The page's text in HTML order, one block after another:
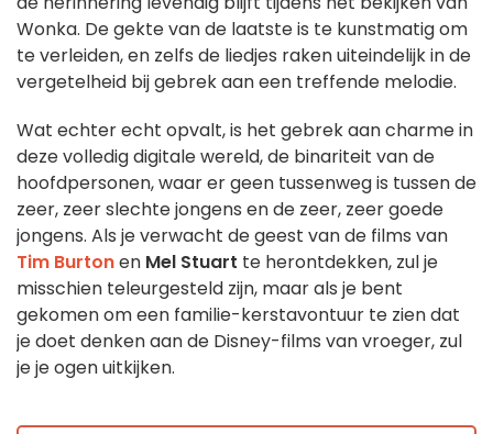
Wonka. De gekte van de laatste is te kunstmatig om
te verleiden, en zelfs de liedjes raken uiteindelijk in de
vergetelheid bij gebrek aan een treffende melodie.
Wat echter echt opvalt, is het gebrek aan charme in
deze volledig digitale wereld, de binariteit van de
hoofdpersonen, waar er geen tussenweg is tussen de
zeer, zeer slechte jongens en de zeer, zeer goede
jongens. Als je verwacht de geest van de films van
Tim Burtonen Mel Stuart te herontdekken, zul je
misschien teleurgesteld zijn, maar als je bent
gekomen om een familie-kerstavontuur te zien dat
je doet denken aan de Disney-films van vroeger, zul
je je ogen uitkijken.